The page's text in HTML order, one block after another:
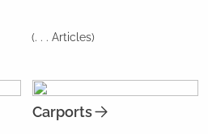
(. . . Articles)
Carports